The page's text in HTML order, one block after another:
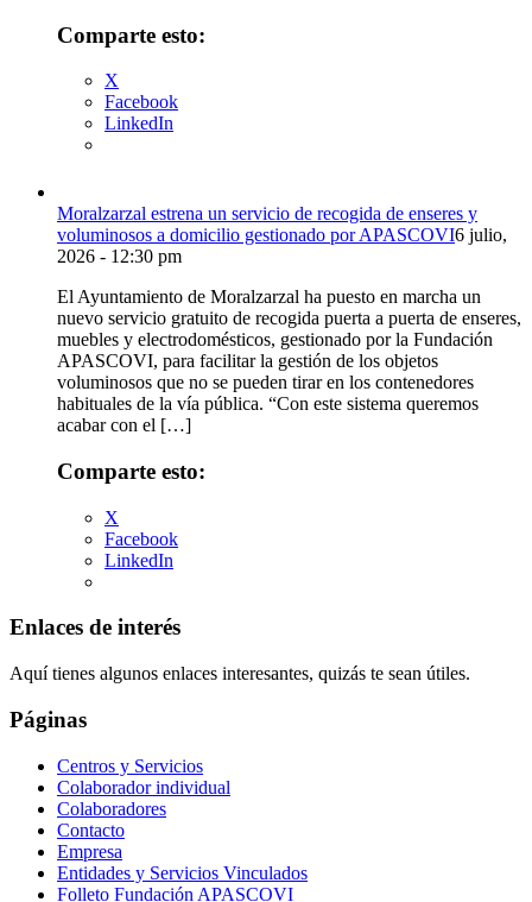
Comparte esto:
X
Facebook
LinkedIn
Moralzarzal estrena un servicio de recogida de enseres y
voluminosos a domicilio gestionado por APASCOVI6 julio,
2026 - 12:30 pm
El Ayuntamiento de Moralzarzal ha puesto en marcha un
nuevo servicio gratuito de recogida puerta a puerta de enseres,
muebles y electrodomésticos, gestionado por la Fundación
APASCOVI, para facilitar la gestión de los objetos
voluminosos que no se pueden tirar en los contenedores
habituales de la vía pública. “Con este sistema queremos
acabar con el […]
Comparte esto:
X
Facebook
LinkedIn
Enlaces de interés
Aquí tienes algunos enlaces interesantes, quizás te sean útiles.
Páginas
Centros y Servicios
Colaborador individual
Colaboradores
Contacto
Empresa
Entidades y Servicios Vinculados
Folleto Fundación APASCOVI